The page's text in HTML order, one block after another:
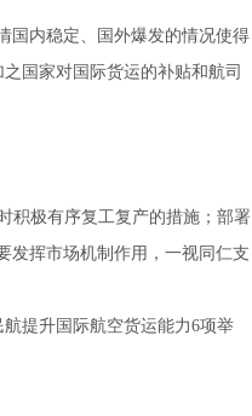
国内稳定、国外爆发的情况使得
国家对国际货运的补贴和航司
积极有序复工复产的措施；部署
发挥市场机制作用，一视同仁支
提升国际航空货运能力6项举